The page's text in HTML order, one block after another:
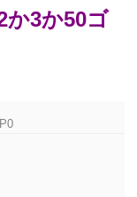
か3か50ゴ